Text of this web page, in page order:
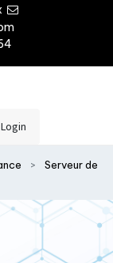
Login
Serveur de